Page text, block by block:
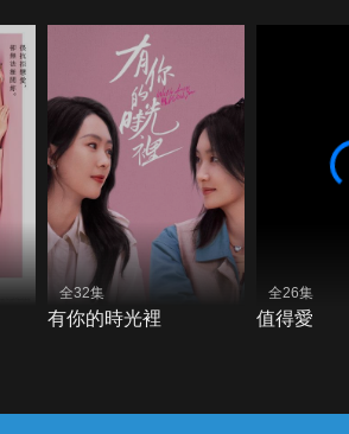
全32集
有你的時光裡
全26集
值得愛